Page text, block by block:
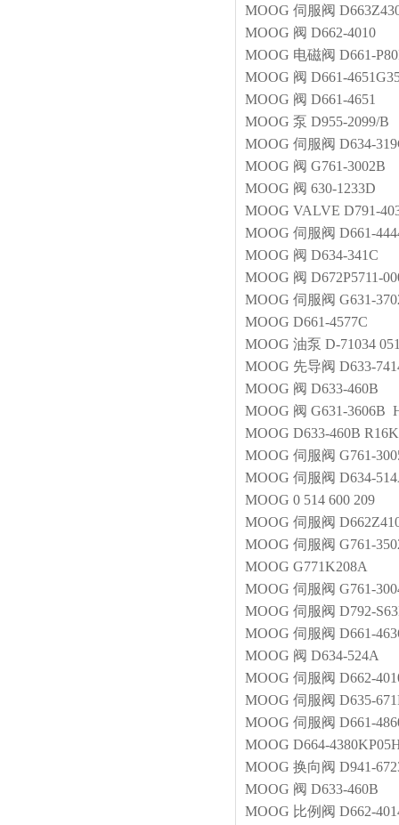
MOOG 伺服阀
MOOG 阀 D662-4010
MOOG 电磁阀 D661-
MOOG 阀 D661-
MOOG 阀 D661-4651
MOOG 泵 D955-2099/B
MOOG 伺服阀 D634-
MOOG 阀 G761-3002B
MOOG 阀 630-1233D
MOOG VALVE D791-
MOOG 伺服阀 D661-
MOOG 阀 D634-341C
MOOG 阀 D672P5711-
MOOG 伺服阀 G631-
MOOG D661-4577C
MOOG 油泵 D-71034
MOOG 先导阀 D633-
MOOG 阀 D633-460B
MOOG 阀 G631-3606B
MOOG D633-460B
MOOG 伺服阀 G761-
MOOG 伺服阀 D634-
MOOG 0 514 600 209
MOOG 伺服阀
MOOG 伺服阀 G761-
MOOG G771K208A
MOOG 伺服阀 G761-
MOOG 伺服阀 D792-
MOOG 伺服阀 D661-
MOOG 阀 D634-524A
MOOG 伺服阀 D662-
MOOG 伺服阀 D635-
MOOG 伺服阀 D661-
MOOG D664-
MOOG 换向阀 D941-
MOOG 阀 D633-460B
MOOG 比例阀 D662-